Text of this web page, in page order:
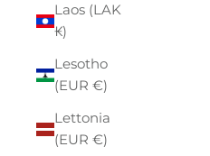
Laos (LAK
₭)
Lesotho
(EUR €)
Lettonia
(EUR €)